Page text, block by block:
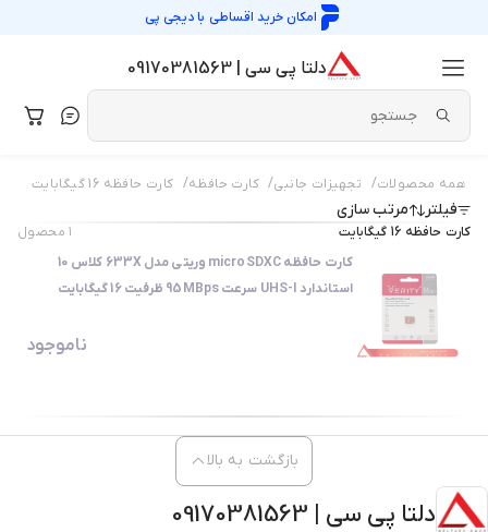
امکان خرید اقساطی بادیجی پی
دلتا پی سی | 09170381563
همه محصولات/ تجهیزات جانبی/ کارت حافظه/ کارت حافظه 16 گیگابایت
فیلتر مرتب سازی
کارت حافظه 16 گیگابایت ۱محصول
کارت حافظه microSDXC وریتی مدل 633X کلاس 10
استاندارد UHS-I سرعت 95MBps ظرفیت 16 گیگابایت
ناموجود
دلتا پی سی | 09170381563
بازگشت به بالا